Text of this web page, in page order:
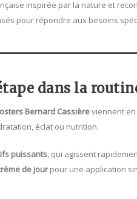
inspirée par la nature et
pour répondre aux besoins
dans la
Bernard Cassièreviennent en
éclat ou nutrition.
puissants, qui agissent
de jourpour une application